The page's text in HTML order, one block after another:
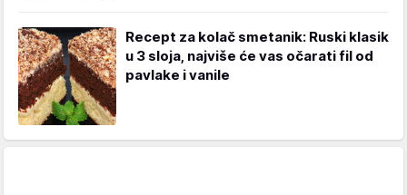
Recept za kolač smetanik: Ruski klasik
u 3 sloja, najviše će vas očarati fil od
pavlake i vanile